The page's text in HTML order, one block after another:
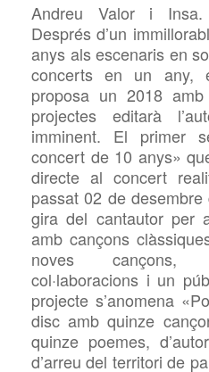
Andreu Valor i Insa.
Després d’un
anys als escenaris en
concerts en un any,
proposa un 2018
projectes editarà
imminent. El primer
concert de 10 anys»
directe al concert
passat 02 de
gira del cantautor per
amb cançons
noves cançons,
col·laboracions i un
projecte s’anomena
disc amb quinze
quinze poemes,
d’arreu del territori de